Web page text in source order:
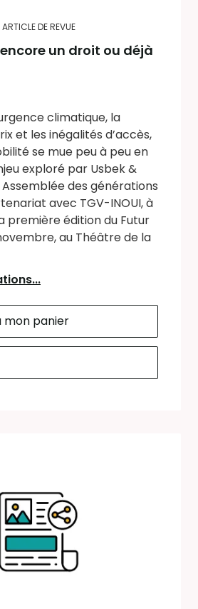
ARTICLE DE REVUE
un droit ou déjà
climatique, la
et les inégalités d’accès,
se mue peu à peu en
exploré par Usbek &
Assemblée des générations
avec TGV-INOUI, à
première édition du Futur
au Théâtre de la
mon panier